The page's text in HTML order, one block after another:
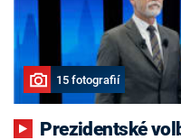
15 fotografií